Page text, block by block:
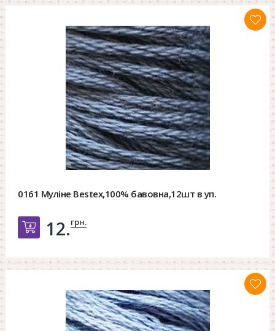
0161 Муліне Bestex,100% бавовна,12шт в уп.
Добавить в корзину
12.грн.